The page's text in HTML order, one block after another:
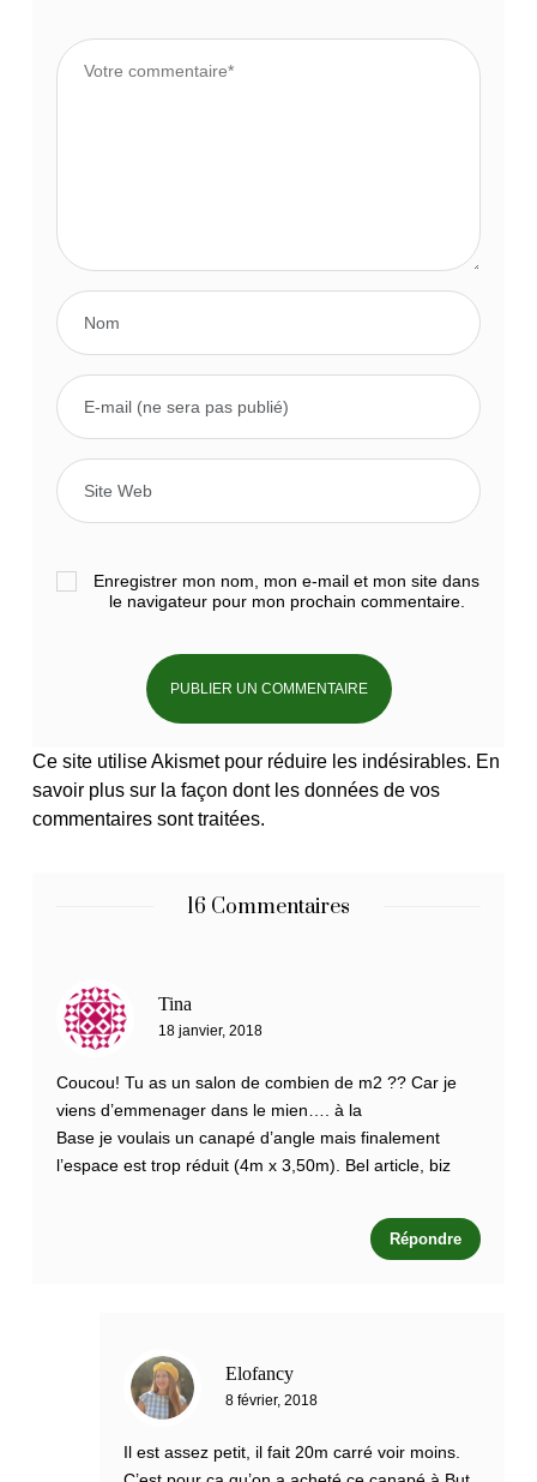
Enregistrer mon nom, mon e-mail et mon site dans
le navigateur pour mon prochain commentaire.
Ce site utilise Akismet pour réduire les indésirables. En
savoir plus sur la façon dont les données de vos
commentaires sont traitées.
16 Commentaires
Tina
18 janvier, 2018
Coucou! Tu as un salon de combien de m2 ?? Car je
viens d’emmenager dans le mien…. à la
Base je voulais un canapé d’angle mais finalement
l’espace est trop réduit (4m x 3,50m). Bel article, biz
Répondre
Elofancy
8 février, 2018
Il est assez petit, il fait 20m carré voir moins.